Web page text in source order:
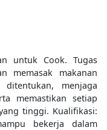
untuk Cook. Tugas
memasak makanan
menjaga
memastikan setiap
tinggi. Kualifikasi:
bekerja dalam